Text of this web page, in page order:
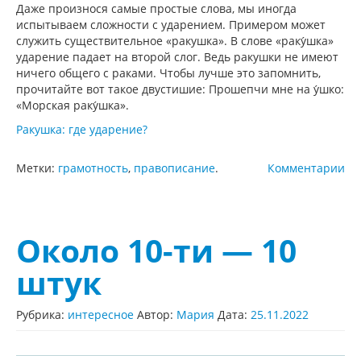
Даже произнося самые простые слова, мы иногда
испытываем сложности с ударением. Примером может
служить существительное «ракушка». В слове «раку́шка»
ударение падает на второй слог. Ведь ракушки не имеют
ничего общего с раками. Чтобы лучше это запомнить,
прочитайте вот такое двустишие: Прошепчи мне на у́шко:
«Морская раку́шка».
Ракушка: где ударение?
Комментарии
Метки: грамотность, правописание.
Около 10-ти — 10
штук
Рубрика: интересное Автор: Мария Дата: 25.11.2022